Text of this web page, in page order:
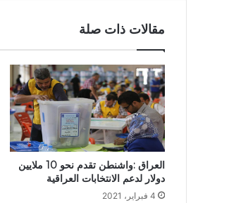
مقالات ذات صلة
العراق :واشنطن تقدم نحو 10 ملايين
دولار لدعم الانتخابات العراقية
4 فبراير، 2021